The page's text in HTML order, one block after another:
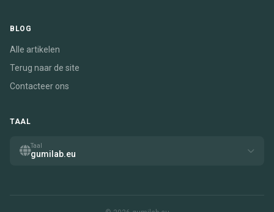
BLOG
Alle artikelen
Terug naar de site
Contacteer ons
TAAL
Taal
gumilab.eu